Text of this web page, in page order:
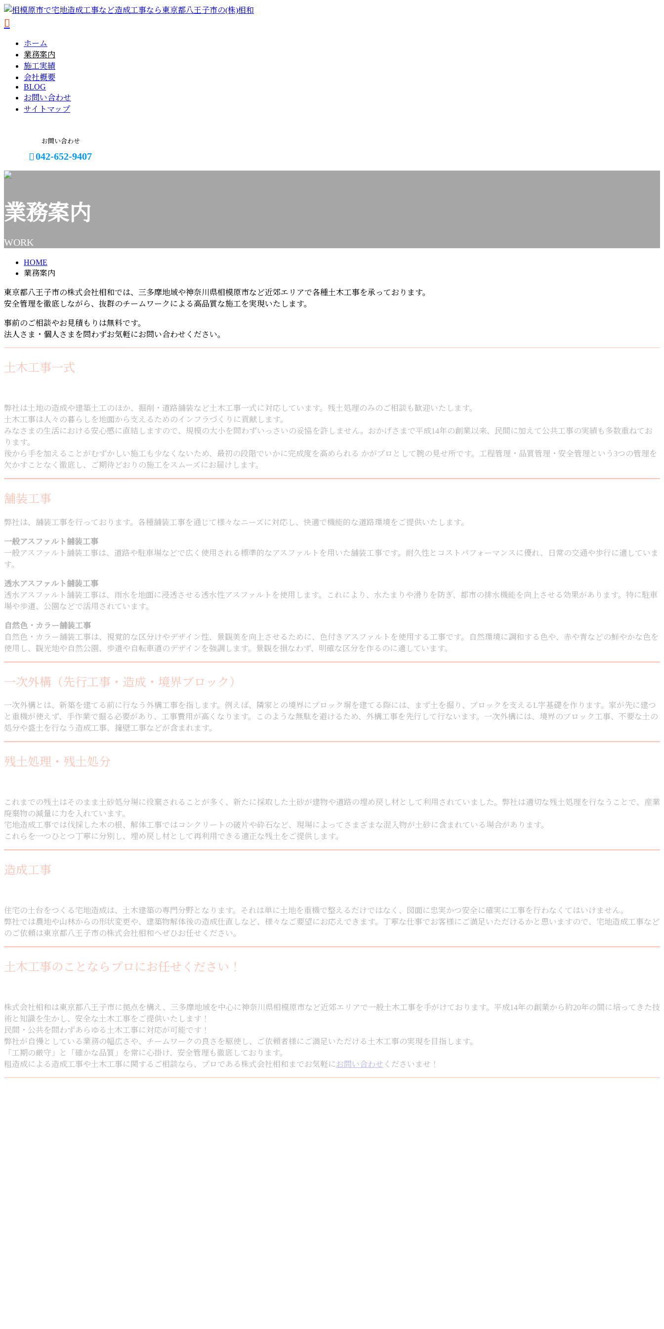
ホーム
業務案内
施工実績
会社概要
BLOG
お問い合わせ
サイトマップ
お問い合わせ
042-652-9407
メールフォーム
業務案内
WORK
HOME
業務案内
東京都八王子市の株式会社相和では、三多摩地域や神奈川県相模原市など近郊エリアで各種土木工事を承っております。
安全管理を徹底しながら、抜群のチームワークによる高品質な施工を実現いたします。
事前のご相談やお見積もりは無料です。
法人さま・個人さまを問わずお気軽にお問い合わせください。
土木工事一式
弊社は土地の造成や建築土工のほか、掘削・道路舗装など土木工事一式に対応しています。残土処理のみのご相談も歓迎いたします。
土木工事は人々の暮らしを地面から支えるためのインフラづくりに貢献します。
みなさまの生活における安心感に直結しますので、規模の大小を問わずいっさいの妥協を許しません。おかげさまで平成14年の創業以来、民間に加えて公共工事の実績も多数重ねてお
ります。
後から手を加えることがむずかしい施工も少なくないため、最初の段階でいかに完成度を高められる かがプロとして腕の見せ所です。工程管理・品質管理・安全管理という3つの管理を
欠かすことなく徹底し、ご期待どおりの施工をスムーズにお届けします。
舗装工事
弊社は、舗装工事を行っております。各種舗装工事を通じて様々なニーズに対応し、快適で機能的な道路環境をご提供いたします。
一般アスファルト舗装工事
一般アスファルト舗装工事は、道路や駐車場などで広く使用される標準的なアスファルトを用いた舗装工事です。耐久性とコストパフォーマンスに優れ、日常の交通や歩行に適していま
す。
透水アスファルト舗装工事
透水アスファルト舗装工事は、雨水を地面に浸透させる透水性アスファルトを使用します。これにより、水たまりや滑りを防ぎ、都市の排水機能を向上させる効果があります。特に駐車
場や歩道、公園などで活用されています。
自然色・カラー舗装工事
自然色・カラー舗装工事は、視覚的な区分けやデザイン性、景観美を向上させるために、色付きアスファルトを使用する工事です。自然環境に調和する色や、赤や青などの鮮やかな色を
使用し、観光地や自然公園、歩道や自転車道のデザインを強調します。景観を損なわず、明確な区分を作るのに適しています。
一次外構（先行工事・造成・境界ブロック）
一次外構とは、新築を建てる前に行なう外構工事を指します。例えば、隣家との境界にブロック塀を建てる際には、まず土を掘り、ブロックを支えるL字基礎を作ります。家が先に建つ
と重機が使えず、手作業で掘る必要があり、工事費用が高くなります。このような無駄を避けるため、外構工事を先行して行ないます。一次外構には、境界のブロック工事、不要な土の
処分や盛土を行なう造成工事、擁壁工事などが含まれます。
残土処理・残土処分
これまでの残土はそのまま土砂処分場に投棄されることが多く、新たに採取した土砂が建物や道路の埋め戻し材として利用されていました。弊社は適切な残土処理を行なうことで、産業
廃棄物の減量に力を入れています。
宅地造成工事では伐採した木の根、解体工事ではコンクリートの破片や砕石など、現場によってさまざまな混入物が土砂に含まれている場合があります。
これらを一つひとつ丁寧に分別し、埋め戻し材として再利用できる適正な残土をご提供します。
造成工事
住宅の土台をつくる宅地造成は、土木建築の専門分野となります。それは単に土地を重機で整えるだけではなく、図面に忠実かつ安全に確実に工事を行わなくてはいけません。
弊社では農地や山林からの形状変更や、建築物解体後の造成仕直しなど、様々なご要望にお応えできます。丁寧な仕事でお客様にご満足いただけるかと思いますので、宅地造成工事など
のご依頼は東京都八王子市の株式会社相和へぜひお任せください。
土木工事のことならプロにお任せください！
株式会社相和は東京都八王子市に拠点を構え、三多摩地域を中心に神奈川県相模原市など近郊エリアで一般土木工事を手がけております。平成14年の創業から約20年の間に培ってきた技
術と知識を生かし、安全な土木工事をご提供いたします！
民間・公共を問わずあらゆる土木工事に対応が可能です！
弊社が自慢としている業務の幅広さや、チームワークの良さを駆使し、ご依頼者様にご満足いただける土木工事の実現を目指します。
「工期の厳守」と「確かな品質」を常に心掛け、安全管理も徹底しております。
粗造成による造成工事や土木工事に関するご相談なら、プロである株式会社相和までお気軽にお問い合わせ くださいませ！